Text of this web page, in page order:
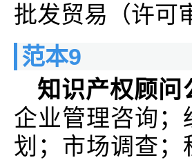
批发贸易（许可
范本9
知识产权顾问
企业管理咨询
划；市场调查